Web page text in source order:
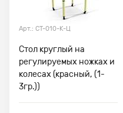
Арт.: СТ-010-К-Ц
Стол круглый на
регулируемых ножках и
колесах (красный, (1-
3гр.))